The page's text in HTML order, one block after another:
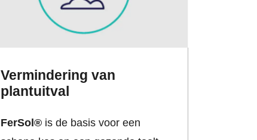
Vermindering van
plantuitval
FerSol® is de basis voor een